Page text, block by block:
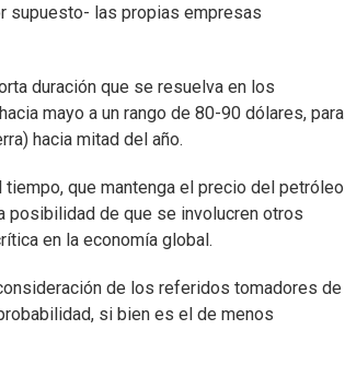
supuesto- las propias empresas
duración que se resuelva en los
mayo a un rango de 80-90 dólares, para
hacia mitad del año.
que mantenga el precio del petróleo
posibilidad de que se involucren otros
en la economía global.
de los referidos tomadores de
si bien es el de menos